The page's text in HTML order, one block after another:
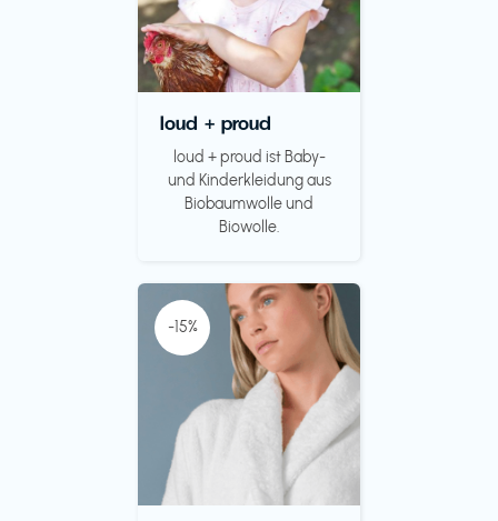
loud + proud
loud + proud ist Baby-
und Kinderkleidung aus
Biobaumwolle und
Biowolle.
-15%